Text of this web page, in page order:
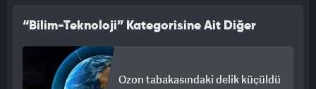
“Bilim-Teknoloji” Kategorisine Ait Diğer
Videolar
Ozon tabakasındaki delik küçüldü